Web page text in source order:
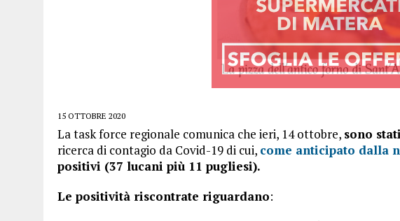
15 OTTOBRE 2020
La task force regionale comunica che ieri, 14 ottobre, sono
ricerca di contagio da Covid-19 di cui, come anticipato dalla
positivi (37 lucani più 11 pugliesi).
Le positività riscontrate riguardano: